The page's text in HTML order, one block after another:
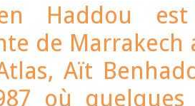
Haddou est
de
Aït
où